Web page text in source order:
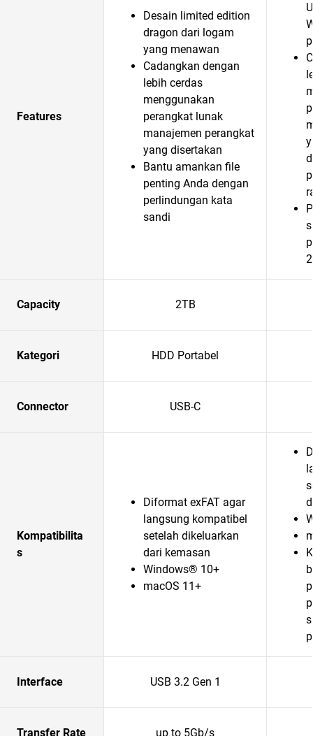
Features
Desain limited edition
dragon dari logam
yang menawan
Cadangkan dengan
lebih cerdas
menggunakan
perangkat lunak
manajemen perangkat
yang disertakan
Bantu amankan file
penting Anda dengan
perlindungan kata
sandi
Capacity 2TB
Kategori HDD Portabel
Connector USB-C
Kompatibilita
s
Diformat exFAT agar
langsung kompatibel
setelah dikeluarkan
dari kemasan
Windows® 10+
macOS 11+
Interface USB 3.2 Gen 1
Transfer Rate up to 5Gb/s